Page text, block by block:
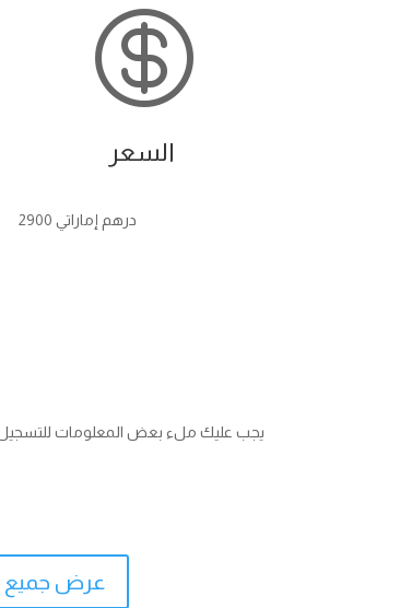

السعر
درهم إماراتي 2900
يجب عليك ملء بعض المعلومات للتسجيل
عرض جميع